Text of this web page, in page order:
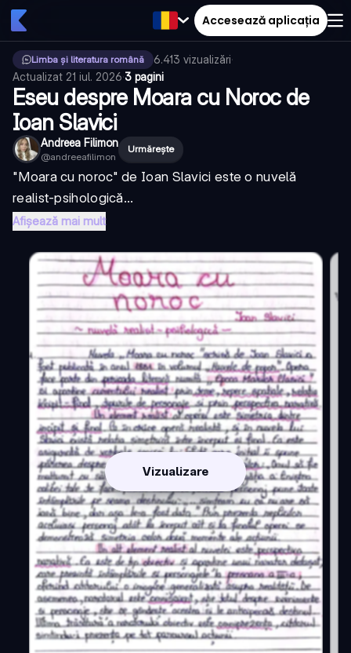
Accesează aplicația
Limba și literatura română 6.413 vizualizări·
Actualizat 21 iul. 2026·3 pagini
Eseu despre Moara cu Noroc de
Ioan Slavici
Andreea Filimon
@andreeafilimon
Urmărește
"Moara cu noroc" de Ioan Slavici este o nuvelă
realist-psihologică...
Afișează mai mult
Vizualizare